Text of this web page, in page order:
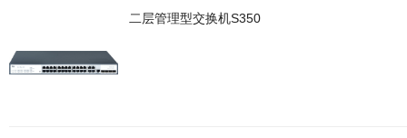
二层管理型交换机S350